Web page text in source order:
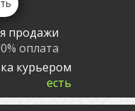
продажи
оплата
курьером
есть